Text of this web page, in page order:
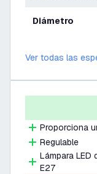
Diámetro
Ver todas las
Proporciona
Regulable
Lámpara
E27